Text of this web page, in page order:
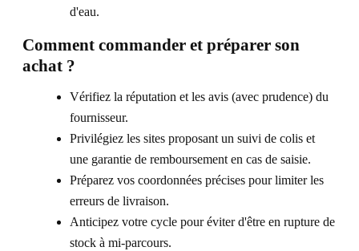
d'eau.
Comment commander et préparer son
achat ?
Vérifiez la réputation et les avis (avec prudence) du
fournisseur.
Privilégiez les sites proposant un suivi de colis et
une garantie de remboursement en cas de saisie.
Préparez vos coordonnées précises pour limiter les
erreurs de livraison.
Anticipez votre cycle pour éviter d'être en rupture de
stock à mi-parcours.